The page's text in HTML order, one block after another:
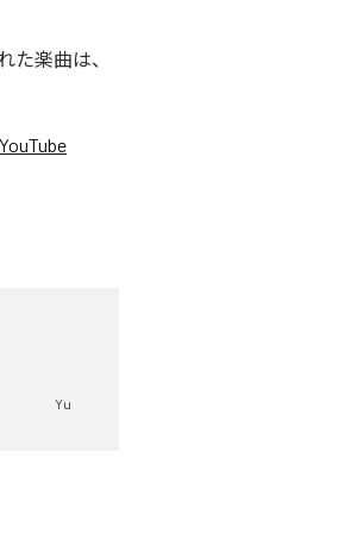
た楽曲は、
YouTube
Yu